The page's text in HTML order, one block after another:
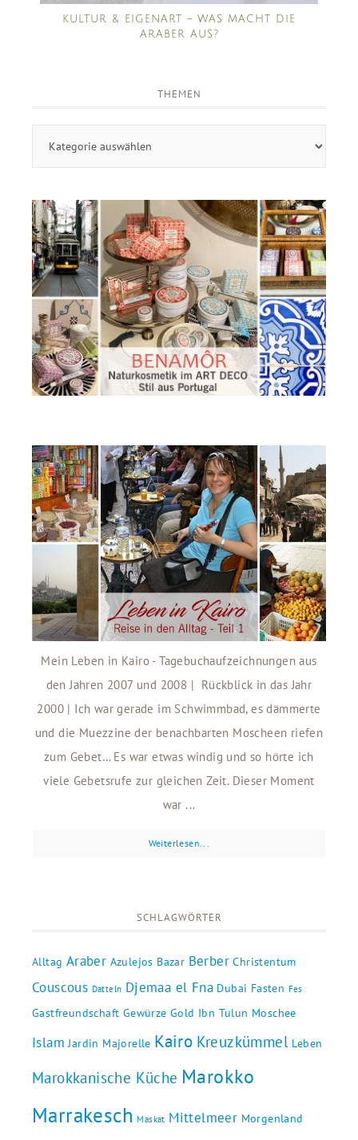
KULTUR & EIGENART – WAS MACHT DIE
ARABER AUS?
THEMEN
Mein Leben in Kairo - Tagebuchaufzeichnungen aus
den Jahren 2007 und 2008 | Rückblick in das Jahr
2000 | Ich war gerade im Schwimmbad, es dämmerte
und die Muezzine der benachbarten Moscheen riefen
zum Gebet… Es war etwas windig und so hörte ich
viele Gebetsrufe zur gleichen Zeit. Dieser Moment
war ...
Weiterlesen...
SCHLAGWÖRTER
Alltag Araber Azulejos Bazar Berber Christentum
Couscous Datteln Djemaa el Fna Dubai Fasten Fes
Gastfreundschaft Gewürze Gold Ibn Tulun Moschee
Islam Jardin Majorelle Kairo Kreuzkümmel Leben
Marokkanische Küche Marokko
Marrakesch Maskat Mittelmeer Morgenland